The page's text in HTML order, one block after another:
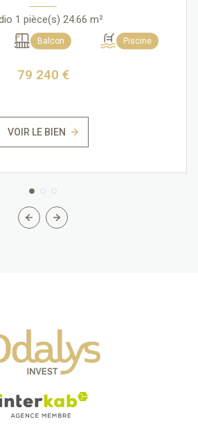
Studio 1 pièce(s) 24.66 m²
Balcon Piscine
79 240 €
VOIR LE BIEN